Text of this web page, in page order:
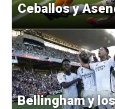
Ceballos y
Bellingham y